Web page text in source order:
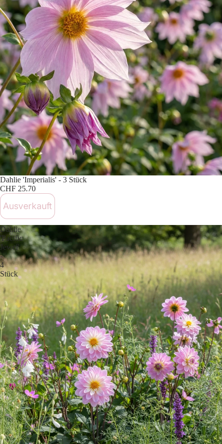
Ausverkauft
Dahlie 'Imperialis' - 3 Stück
CHF 25.70
Ausverkauft
Dahlie
'Pacific
Jewel'
-
4
Stück